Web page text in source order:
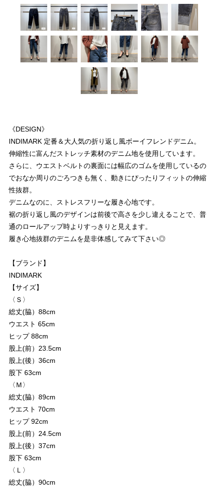
《DESIGN》
INDIMARK 定番＆大人気の折り返し風ボーイフレンドデニム。
伸縮性に富んだストレッチ素材のデニム地を使用しています。
さらに、ウエストベルトの裏面には幅広のゴムを使用しているの
でおなか周りのごろつきも無く、動きにぴったりフィットの伸縮
性抜群。
デニムなのに、ストレスフリーな履き心地です。
裾の折り返し風のデザインは前後で高さを少し違えることで、普
通のロールアップ時よりすっきりと見えます。
履き心地抜群のデニムを是非体感してみて下さい◎
【ブランド】
INDIMARK
【サイズ】
〈Ｓ〉
総丈(脇）88cm
ウエスト 65cm
ヒップ 88cm
股上(前）23.5cm
股上(後）36cm
股下 63cm
〈Ｍ〉
総丈(脇）89cm
ウエスト 70cm
ヒップ 92cm
股上(前）24.5cm
股上(後）37cm
股下 63cm
〈Ｌ〉
総丈(脇）90cm